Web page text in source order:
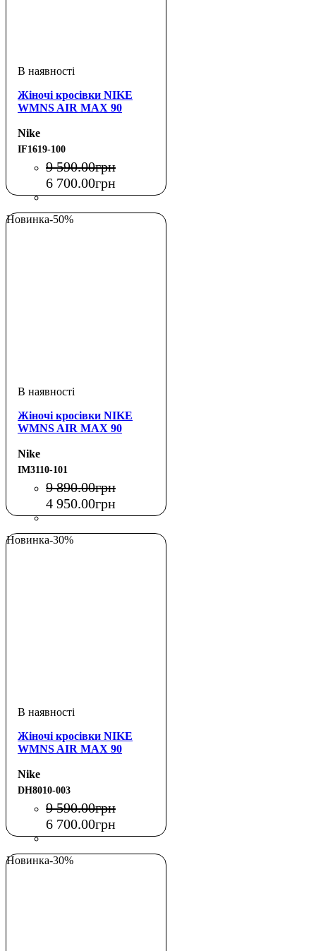
Жіночі кросівки NIKE
WMNS AIR MAX 90
Nike
IF1619-100
9 590.00грн
6 700.00грн
Новинка-50%
Жіночі кросівки NIKE
WMNS AIR MAX 90
Nike
IM3110-101
9 890.00грн
4 950.00грн
Новинка-30%
Жіночі кросівки NIKE
WMNS AIR MAX 90
Nike
DH8010-003
9 590.00грн
6 700.00грн
Новинка-30%